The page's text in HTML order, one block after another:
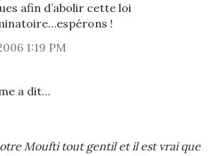
afin d’abolir cette loi
!
1:19 PM
a dit…
Moufti tout gentil et il est vrai que